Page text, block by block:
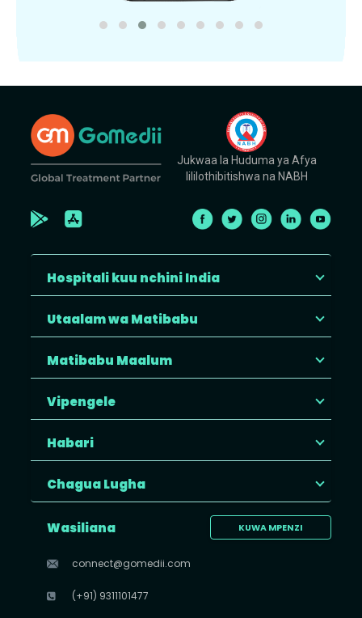
Jukwaa la Huduma ya Afya
lililothibitishwa na NABH
Hospitali kuu nchini India
Utaalam wa Matibabu
Matibabu Maalum
Vipengele
Habari
Chagua Lugha
KUWA MPENZI
Wasiliana
connect@gomedii.com
(+91) 9311101477